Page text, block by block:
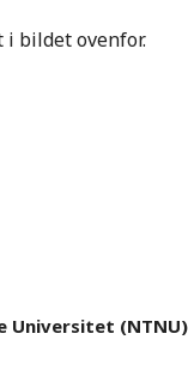
i bildet ovenfor.
Universitet (NTNU)